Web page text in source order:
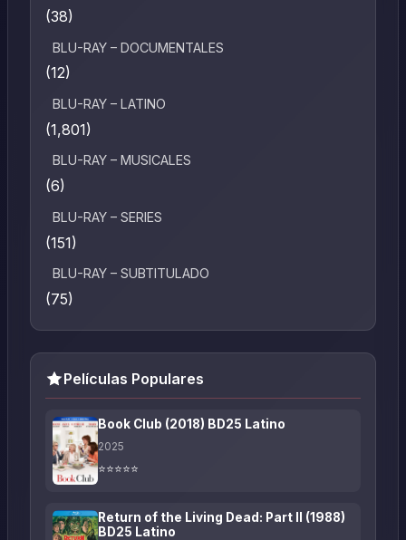
(38)
BLU-RAY – DOCUMENTALES
(12)
BLU-RAY – LATINO
(1,801)
BLU-RAY – MUSICALES
(6)
BLU-RAY – SERIES
(151)
BLU-RAY – SUBTITULADO
(75)
Películas Populares
Book Club (2018) BD25 Latino
2025
⭐⭐⭐⭐⭐
Return of the Living Dead: Part II (1988)
BD25 Latino